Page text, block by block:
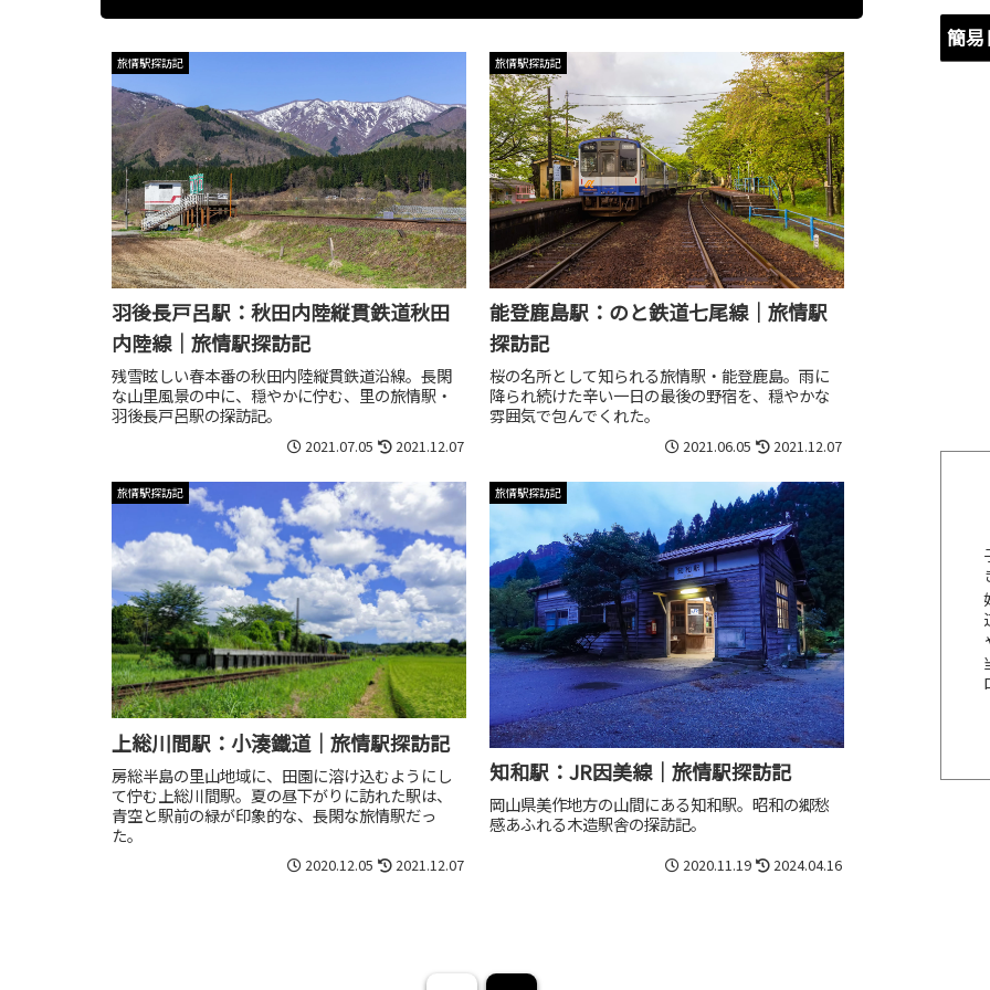
旅情駅探訪記
羽後長戸呂駅：秋田内陸縦貫鉄道秋田
内陸線｜旅情駅探訪記
残雪眩しい春本番の秋田内陸縦貫鉄道沿線。長閑
な山里風景の中に、穏やかに佇む、里の旅情駅・
羽後長戸呂駅の探訪記。
2021.07.05 2021.12.07
旅情駅探訪記
能登鹿島駅：のと鉄道七尾線｜旅情駅
探訪記
桜の名所として知られる旅情駅・能登鹿島。雨に
降られ続けた辛い一日の最後の野宿を、穏やかな
雰囲気で包んでくれた。
2021.06.05 2021.12.07
旅情駅探訪記
上総川間駅：小湊鐵道｜旅情駅探訪記
房総半島の里山地域に、田園に溶け込むようにし
て佇む上総川間駅。夏の昼下がりに訪れた駅は、
青空と駅前の緑が印象的な、長閑な旅情駅だっ
た。
2020.12.05 2021.12.07
旅情駅探訪記
知和駅：JR因美線｜旅情駅探訪記
岡山県美作地方の山間にある知和駅。昭和の郷愁
感あふれる木造駅舎の探訪記。
2020.11.19 2024.04.16
簡